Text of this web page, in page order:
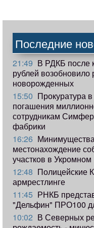
Последние
21:49 В РДКБ после
рублей возобновило
новорожденных
15:50 Прокуратура
погашения
сотрудникам
фабрики
16:26
местонахождение
участков в Укромном
12:48 Полицейские
армрестлинге
11:45 РНКБ
"Дельфин" ПРО100
10:02 В Северных